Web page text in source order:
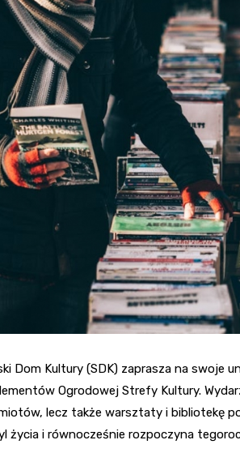
Dom Kultury (SDK) zaprasza na swoje
Ogrodowej Strefy Kultury.
lecz także warsztaty i bibliotekę
życia i równocześnie rozpoczyna